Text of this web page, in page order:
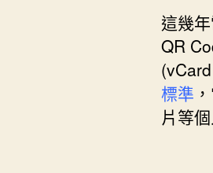
這幾
QR
標準
片等